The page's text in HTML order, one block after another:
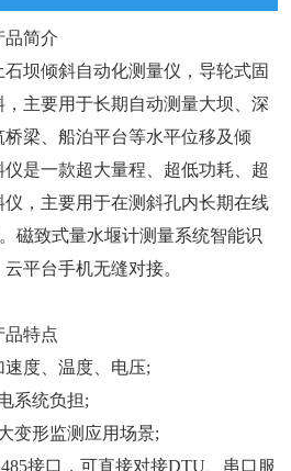
品简介
坝倾斜自动化测量仪，导轮式固
主要用于长期自动测量大坝、深
梁、船泊平台等水平位移及倾
是一款超大量程、超低功耗、超
，主要用于在测斜孔内长期在线
磁致式量水堰计测量系统智能识
平台手机无缝对接。
品特点
度、温度、电压;
系统负担;
变形监测应用场景;
接口，可直接对接DTU、串口服